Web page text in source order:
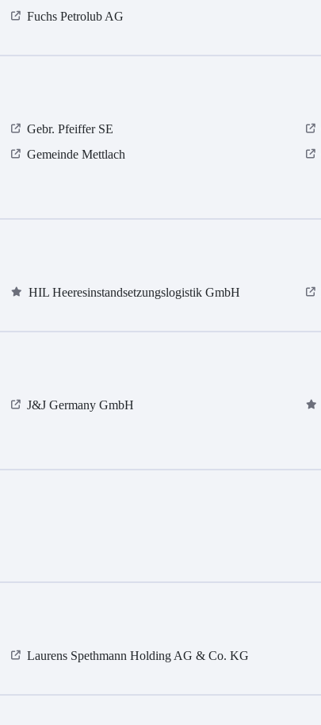
Fuchs Petrolub AG
Gebr. Pfeiffer SE
Gemeinde Mettlach
HIL Heeresinstandsetzungslogistik GmbH
J&J Germany GmbH
Laurens Spethmann Holding AG & Co. KG